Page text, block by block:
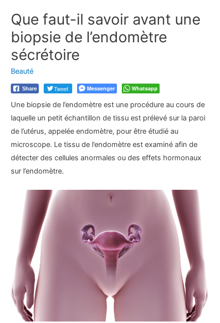
Que faut-il savoir avant une
biopsie de l’endomètre
sécrétoire
Beauté
Share Tweet Messenger Whatsapp
Une biopsie de l’endomètre est une procédure au cours de
laquelle un petit échantillon de tissu est prélevé sur la paroi
de l’utérus, appelée endomètre, pour être étudié au
microscope. Le tissu de l’endomètre est examiné afin de
détecter des cellules anormales ou des effets hormonaux
sur l’endomètre.